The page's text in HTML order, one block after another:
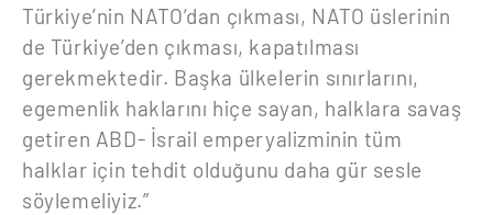
Türkiye’nin NATO’dan çıkması, NATO üslerinin
de Türkiye’den çıkması, kapatılması
gerekmektedir. Başka ülkelerin sınırlarını,
egemenlik haklarını hiçe sayan, halklara savaş
getiren ABD- İsrail emperyalizminin tüm
halklar için tehdit olduğunu daha gür sesle
söylemeliyiz.”